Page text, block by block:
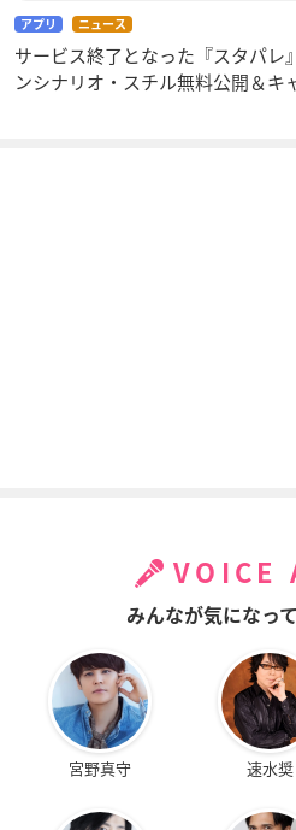
アプリ ニュース
サービス終了となった『スタパレ
ンシナリオ・スチル無料公開＆キ
VOICE
みんなが気になっ
宮野真守 速水奨